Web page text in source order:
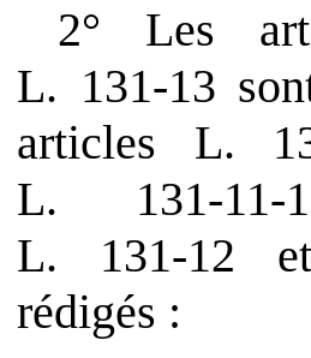
2° Les
L. 131‑13
articles L.
L.
L. 131‑12
rédigés :